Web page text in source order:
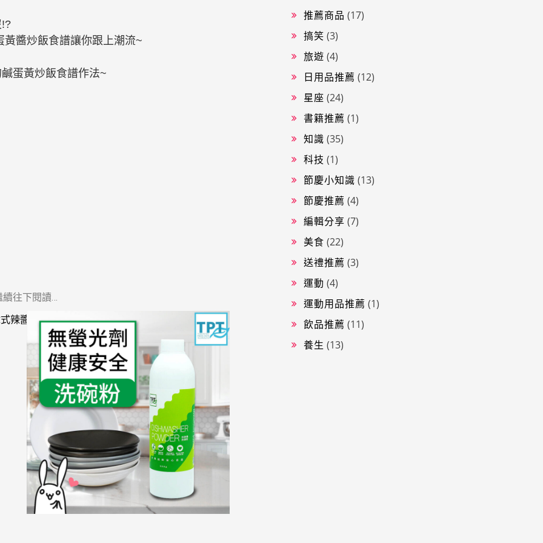
醬炒飯食譜讓你跟上潮流~
蛋黃炒飯食譜作法~
續往下閱讀…
推薦商品 (17)
搞笑 (3)
旅遊 (4)
日用品推薦 (12)
星座 (24)
書籍推薦 (1)
知識 (35)
科技 (1)
節慶小知識 (13)
節慶推薦 (4)
編輯分享 (7)
美食 (22)
送禮推薦 (3)
運動 (4)
運動用品推薦 (1)
飲品推薦 (11)
養生 (13)